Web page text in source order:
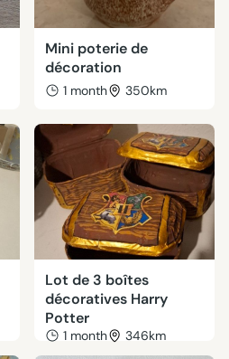
Mini poterie de
décoration
1 month 350km
Lot de 3 boîtes
décoratives Harry
Potter
1 month 346km